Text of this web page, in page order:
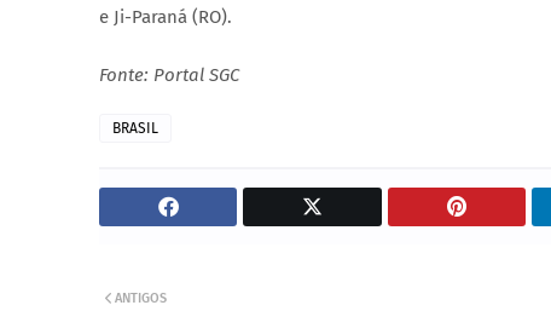
e Ji-Paraná (RO).
Fonte: Portal SGC
BRASIL
ANTIGOS